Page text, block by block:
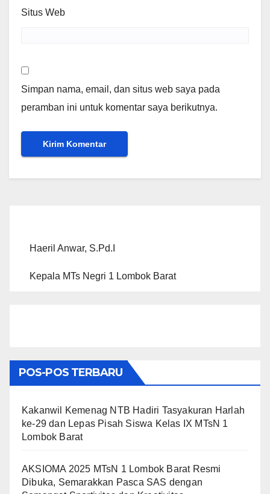
Situs Web
Simpan nama, email, dan situs web saya pada
peramban ini untuk komentar saya berikutnya.
Haeril Anwar, S.Pd.I
Kepala MTs Negri 1 Lombok Barat
POS-POS TERBARU
Kakanwil Kemenag NTB Hadiri Tasyakuran Harlah
ke-29 dan Lepas Pisah Siswa Kelas IX MTsN 1
Lombok Barat
AKSIOMA 2025 MTsN 1 Lombok Barat Resmi
Dibuka, Semarakkan Pasca SAS dengan